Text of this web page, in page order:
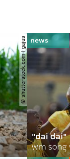
© shutterstock.com | gajus
"dai dai"
wm